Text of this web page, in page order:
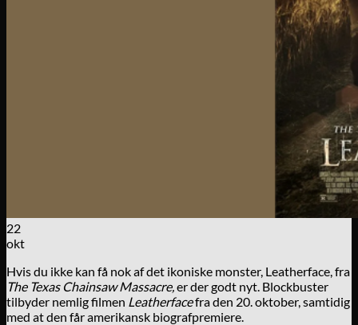
22
okt
Hvis du ikke kan få nok af det ikoniske monster, Leatherface, fra
The Texas Chainsaw Massacre,er der godt nyt. Blockbuster
tilbyder nemlig filmen Leatherfacefra den 20. oktober, samtidig
med at den får amerikansk biografpremiere.